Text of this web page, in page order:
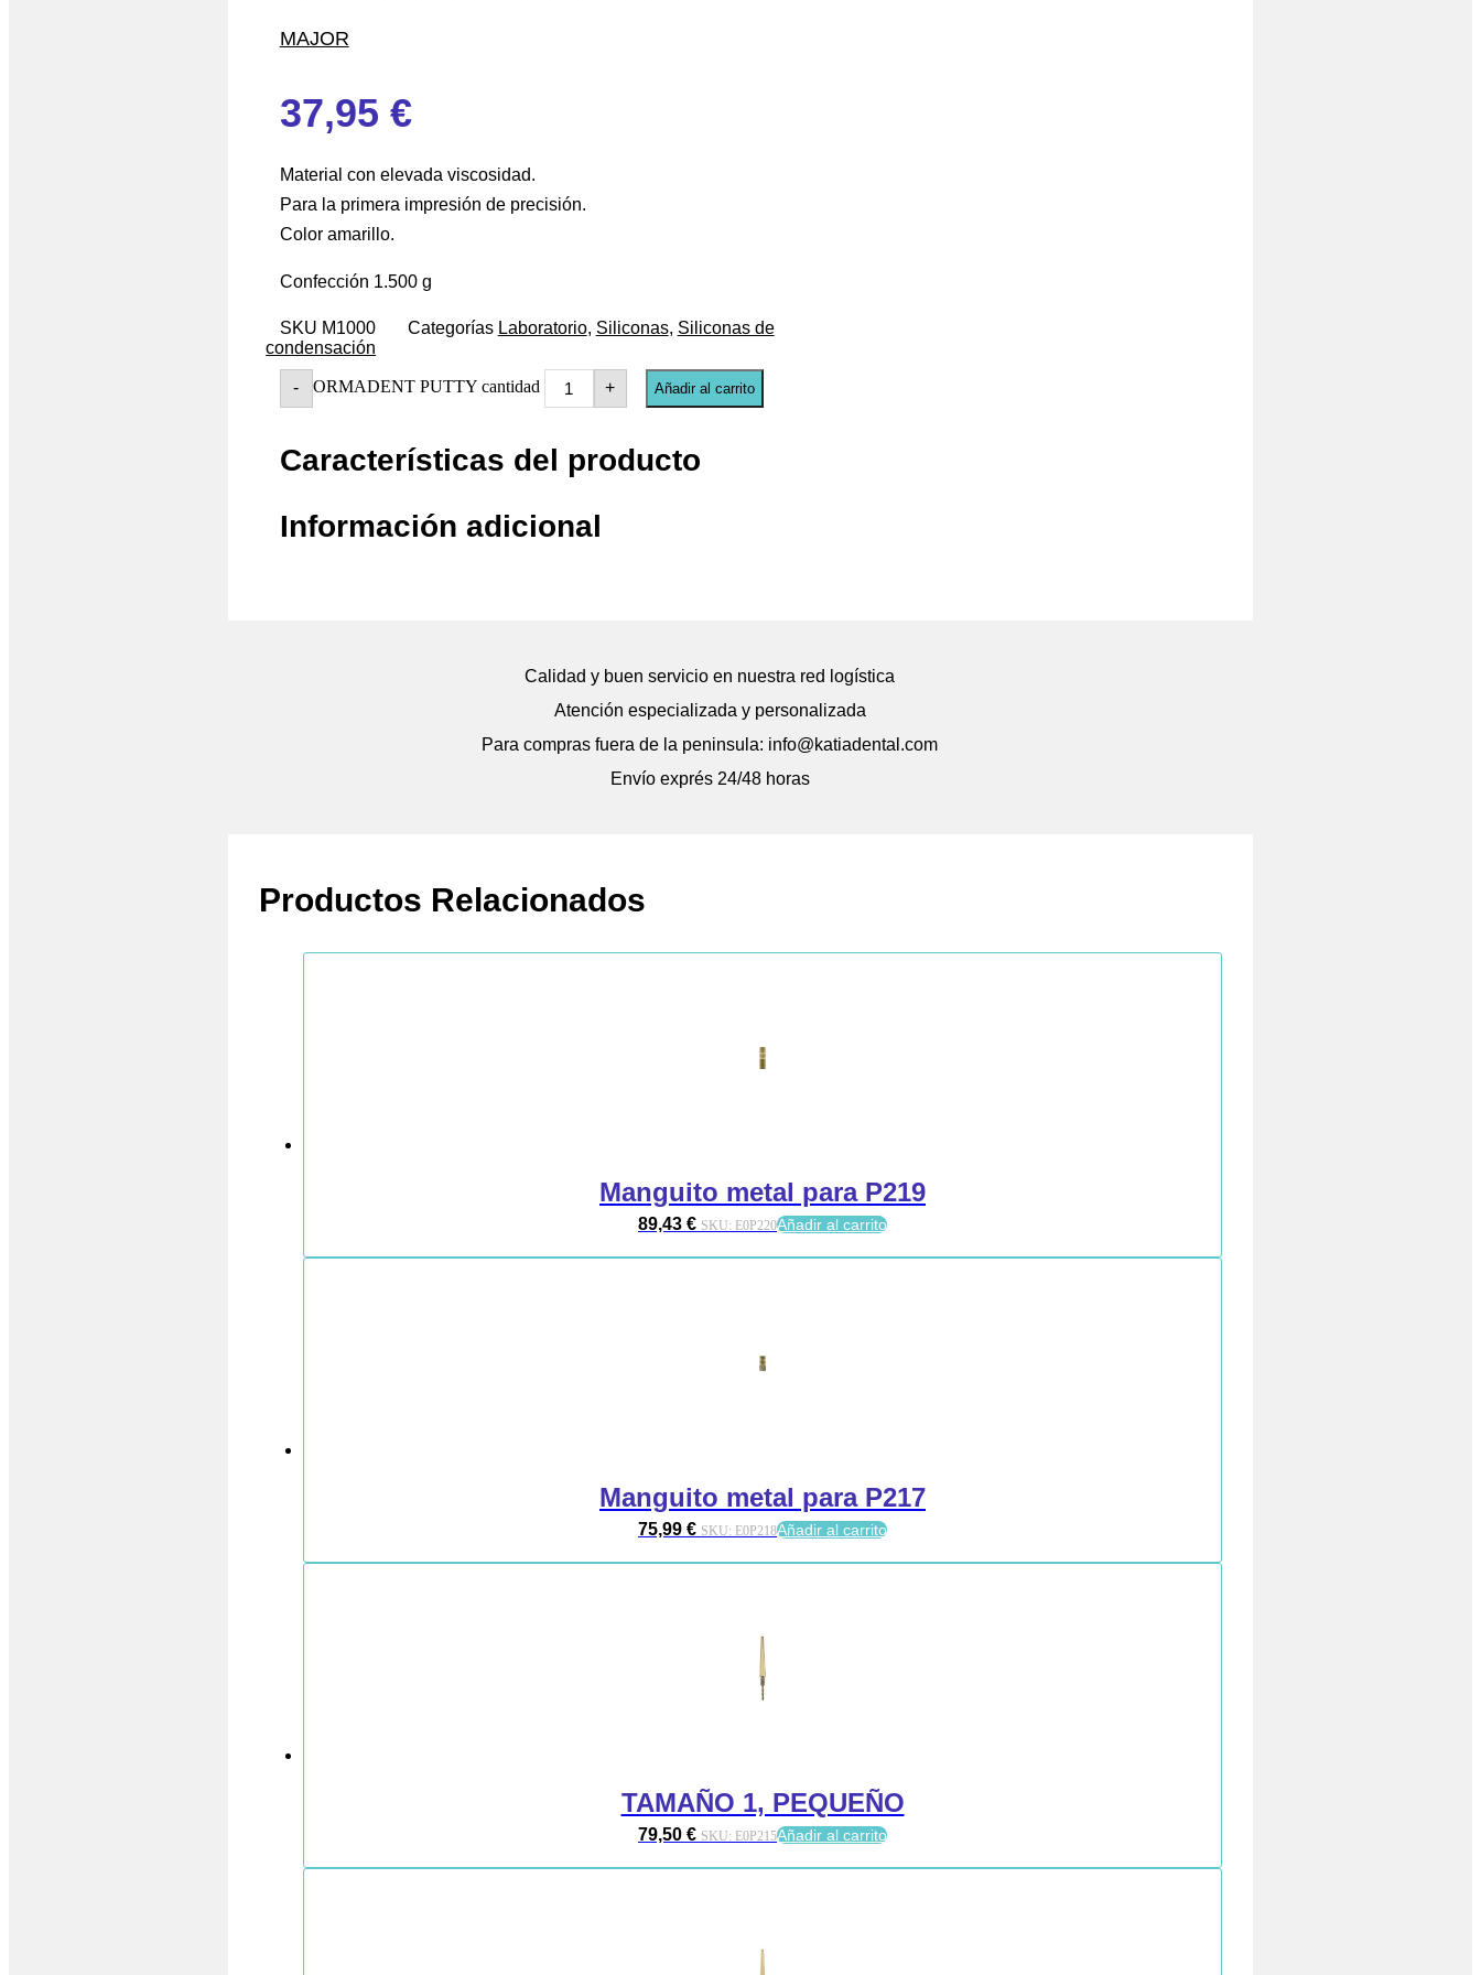
MAJOR
37,95 €
Material con elevada viscosidad.
Para la primera impresión de precisión.
Color amarillo.
Confección 1.500 g
SKU M1000 Categorías Laboratorio, Siliconas, Siliconas de
condensación
- ORMADENT PUTTY cantidad + Añadir al carrito
Características del producto
Información adicional
Calidad y buen servicio en nuestra red logística
Atención especializada y personalizada
Para compras fuera de la peninsula: info@katiadental.com
Envío exprés 24/48 horas
Productos Relacionados
Manguito metal para P219
89,43 € SKU: E0P220Añadir al carrito
Manguito metal para P217
75,99 € SKU: E0P218Añadir al carrito
TAMAÑO 1, PEQUEÑO
79,50 € SKU: E0P215Añadir al carrito